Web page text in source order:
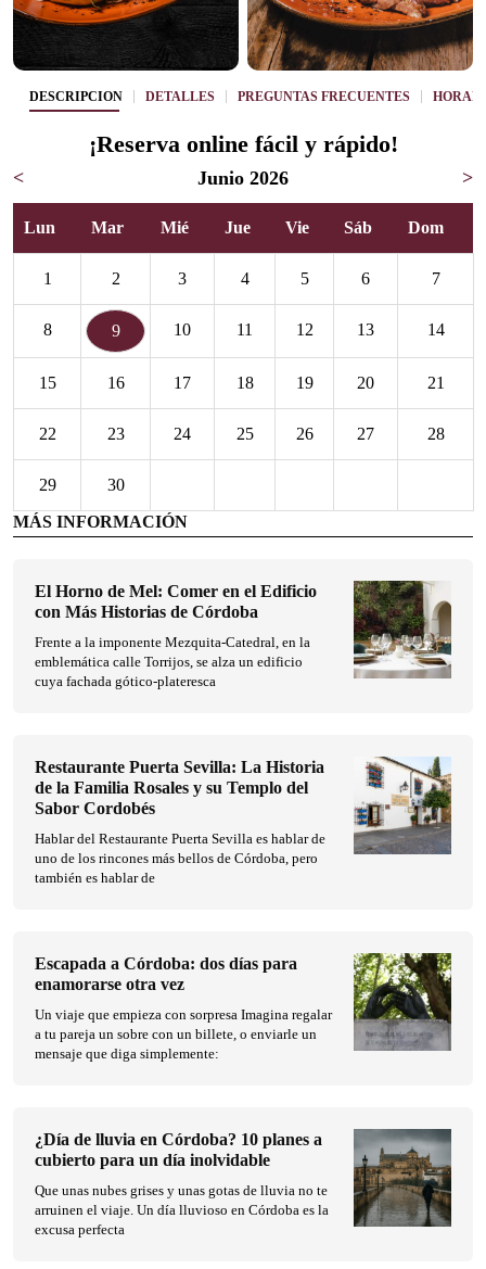
DESCRIPCIÓN DETALLES PREGUNTAS FRECUENTES
¡Reserva online fácil y rápido!
< Junio 2026 >
Lun Mar Mié Jue Vie Sáb Dom
1 2 3 4 5 6 7
8 9 10 11 12 13 14
15 16 17 18 19 20 21
22 23 24 25 26 27 28
29
30
MÁS INFORMACIÓN
El Horno de Mel: Comer en el Edificio
con Más Historias de Córdoba
Frente a la imponente Mezquita-Catedral, en la
emblemática calle Torrijos, se alza un edificio
cuya fachada gótico-plateresca
Restaurante Puerta Sevilla: La Historia
de la Familia Rosales y su Templo del
Sabor Cordobés
Hablar del Restaurante Puerta Sevilla es hablar de
uno de los rincones más bellos de Córdoba, pero
también es hablar de
Escapada a Córdoba: dos días para
enamorarse otra vez
Un viaje que empieza con sorpresa Imagina regalar
a tu pareja un sobre con un billete, o enviarle un
mensaje que diga simplemente:
¿Día de lluvia en Córdoba? 10 planes a
cubierto para un día inolvidable
Que unas nubes grises y unas gotas de lluvia no te
arruinen el viaje. Un día lluvioso en Córdoba es la
excusa perfecta